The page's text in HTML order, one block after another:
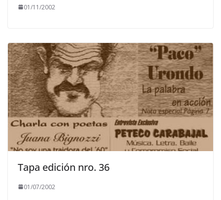
01/11/2002
Tapa edición nro. 36
01/07/2002